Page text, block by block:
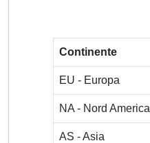
Continente
EU - Europa
NA - Nord America
AS - Asia